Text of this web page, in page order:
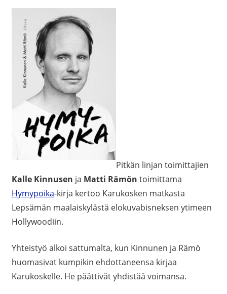
Pitkän linjan toimittajien
Kalle Kinnusen ja Matti Rämön toimittama
Hymypoika-kirja kertoo Karukosken matkasta
Lepsämän maalaiskylästä elokuvabisneksen ytimeen
Hollywoodiin.
Yhteistyö alkoi sattumalta, kun Kinnunen ja Rämö
huomasivat kumpikin ehdottaneensa kirjaa
Karukoskelle. He päättivät yhdistää voimansa.